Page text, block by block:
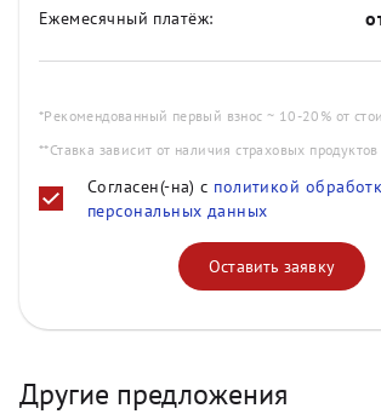
Ежемесячный платёж:
*Рекомендованный первый взнос ~ 10-20% от
**Ставка зависит от наличия страховых продуктов
Согласен(-на) с политикой
персональных данных
Оставить заявку
Другие предложения